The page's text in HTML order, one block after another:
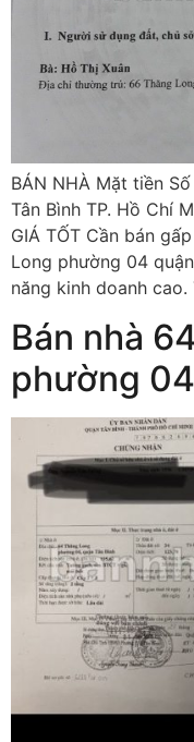
BÁN NHÀ Mặt tiền
Tân Bình TP. Hồ Chí
GIÁ TỐT Cần bán
Long phường 04
năng kinh doanh
Bán nhà
phường